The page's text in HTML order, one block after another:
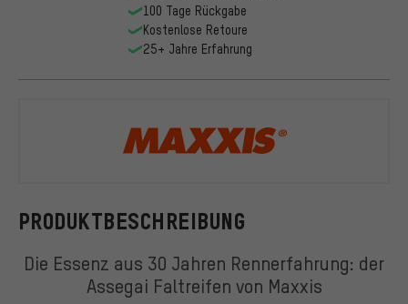
PRODUKTBESCHREIBUNG
Die Essenz aus 30 Jahren Rennerfahrung: der
Assegai Faltreifen von Maxxis
100 Tage Rückgabe
Kostenlose Retoure
25+ Jahre Erfahrung